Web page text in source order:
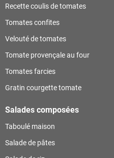
Recette coulis de tomates
Tomates confites
Velouté de tomates
Tomate provençale au four
Tomates farcies
Gratin courgette tomate
Salades composées
Taboulé maison
Salade de pâtes